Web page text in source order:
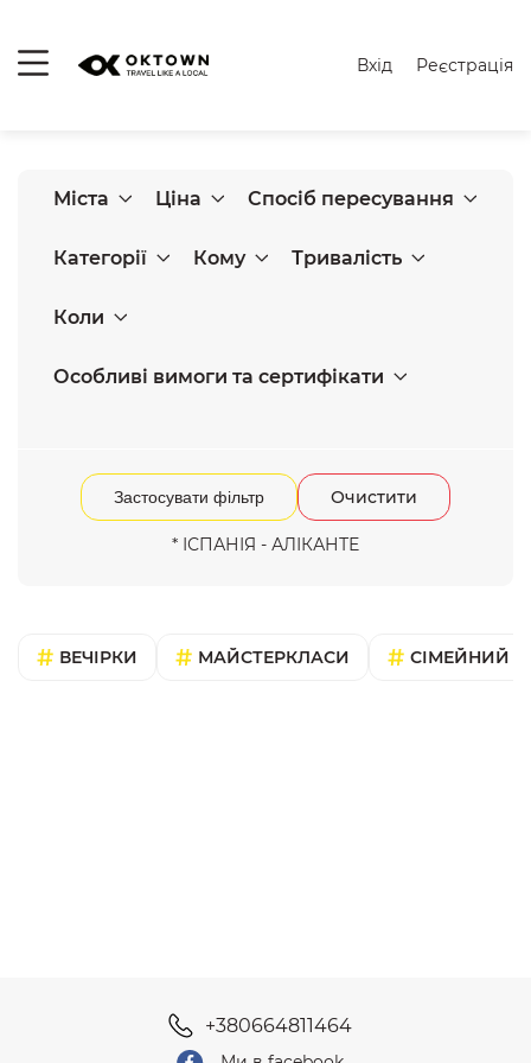
Вхід Реєстрація
Міста Ціна Спосіб пересування
Категорії Кому Тривалість
Коли
Особливі вимоги та сертифікати
Застосувати фільтр Очистити
* ІСПАНІЯ - АЛІКАНТЕ
ВЕЧІРКИ МАЙСТЕРКЛАСИ СІМЕЙНИЙ
+380664811464